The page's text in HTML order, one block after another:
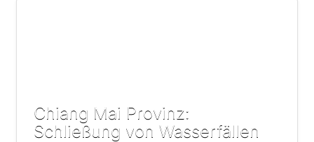
Chiang Mai Provinz:
Schließung von Wasserfällen